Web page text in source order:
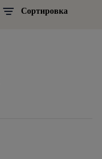
Сортировка